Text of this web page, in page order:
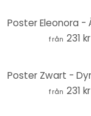
från 231 kr
från 231 kr